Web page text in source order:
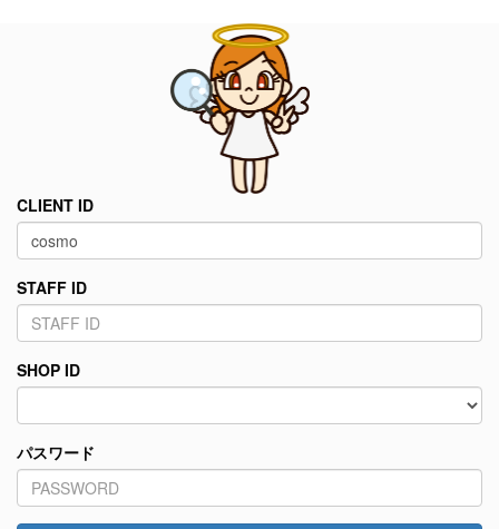
CLIENT ID
STAFF ID
SHOP ID
パスワード